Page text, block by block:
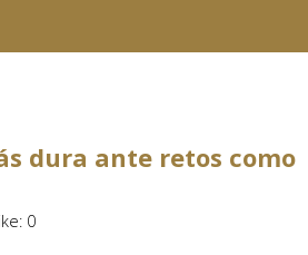
dura ante retos como
0